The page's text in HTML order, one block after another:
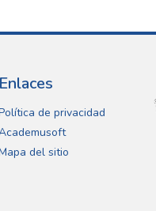
Enlaces
de privacidad
del sitio